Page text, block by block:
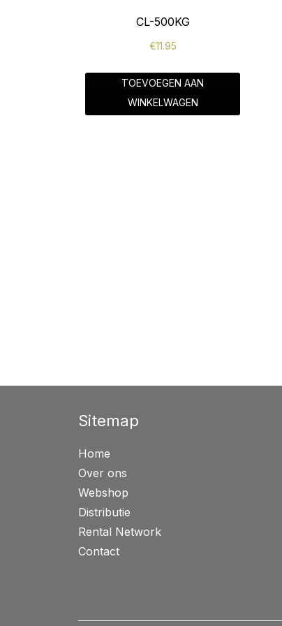
CL-500KG
€11.95
TOEVOEGEN AAN
WINKELWAGEN
Sitemap
Home
Over ons
Webshop
Distributie
Rental Network
Contact